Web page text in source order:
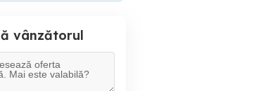
vânzătorul